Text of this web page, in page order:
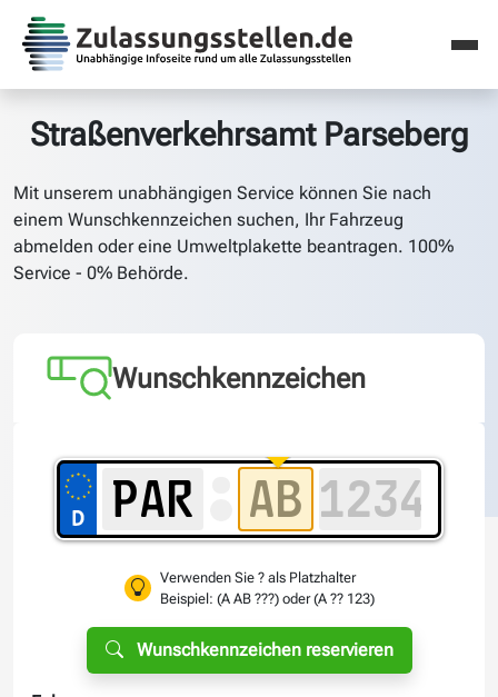
Straßenverkehrsamt Parseberg
Mit unserem unabhängigen Service können Sie nach
einem Wunschkennzeichen suchen, Ihr Fahrzeug
abmelden oder eine Umweltplakette beantragen. 100%
Service - 0% Behörde.
Wunschkennzeichen
Verwenden Sie ? als Platzhalter
Beispiel: (A AB ???) oder (A ?? 123)
Wunschkennzeichen reservieren